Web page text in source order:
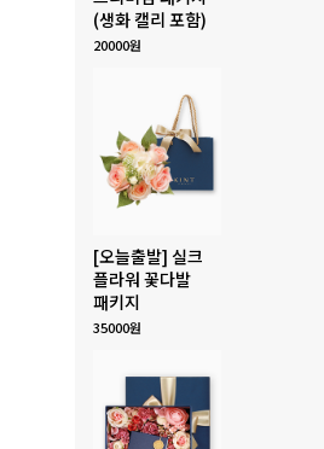
(생화 캘리 포함)
20000원
[오늘출발] 실크
플라워 꽃다발
패키지
35000원